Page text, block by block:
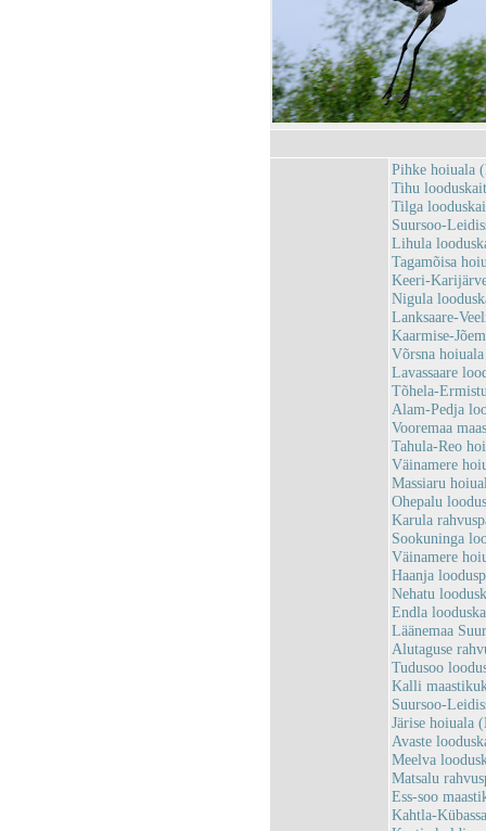
Pihke hoiuala
Tihu
Tilga
Suursoo-
Lihula
Tagamõisa
Keeri-
Nigula
Lanksaare-
Kaarmise-
Võrsna
Lavassaare
Tõhela-
Alam-Pedja
Vooremaa
Tahula-Reo
Väinamere
Massiaru
Ohepalu
Karula
Sookuninga
Väinamere
Haanja
Nehatu
Endla
Läänemaa
Alutaguse
Tudusoo
Kalli
Suursoo-
Järise hoiuala
Avaste
Meelva
Matsalu
Ess-soo
Kahtla-